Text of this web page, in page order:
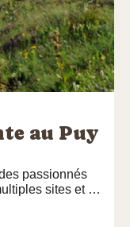
au Puy
passionnés
sites et à
confiance